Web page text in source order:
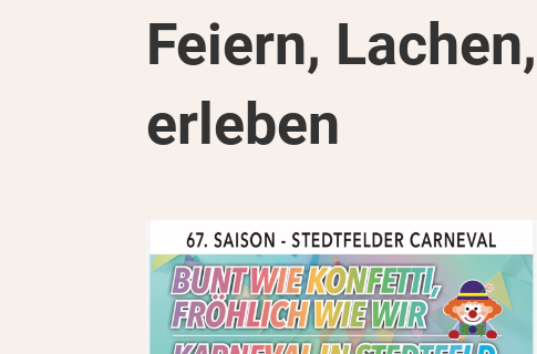
Feiern,
erleben